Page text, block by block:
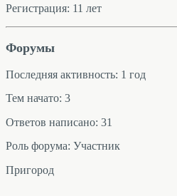
Регистрация: 11 лет
Форумы
Последняя активность: 1 год
Тем начато: 3
Ответов написано: 31
Роль форума: Участник
Пригород